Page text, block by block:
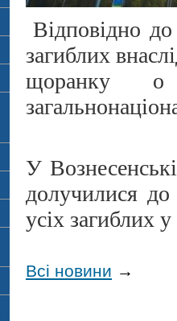
Відповідно
загиблих
щоранку о
У
долучилися
усіх загиблих
Всі новини →